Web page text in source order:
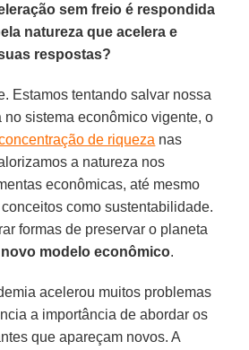
sem freio é respondida
natureza que acelera e
respostas?
Estamos tentando salvar nossa
sistema econômico vigente, o
de riqueza nas
a natureza nos
econômicas, até mesmo
como sustentabilidade.
formas de preservar o planeta
novo modelo econômico.
acelerou muitos problemas
a importância de abordar os
que apareçam novos. A